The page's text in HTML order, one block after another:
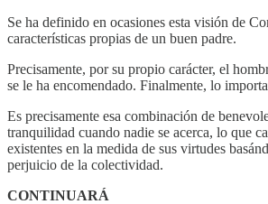
Se ha definido en ocasiones esta visión de
características propias de un buen padre.
Precisamente, por su propio carácter, el
se le ha encomendado. Finalmente, lo
Es precisamente esa combinación de
tranquilidad cuando nadie se acerca, lo que
existentes en la medida de sus virtudes
perjuicio de la colectividad.
CONTINUARÁ